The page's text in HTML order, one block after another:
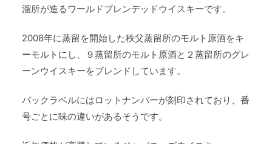
溜所が造るワールドブレンデッドウイスキーです。
2008年に蒸留を開始した秩父蒸留所のモルト原酒をキ
ーモルトにし、９蒸留所のモルト原酒と２蒸留所のグレ
ーンウイスキーをブレンドしています。
バックラベルにはロットナンバーが刻印されており、番
号ごとに味の違いがあるそうです。